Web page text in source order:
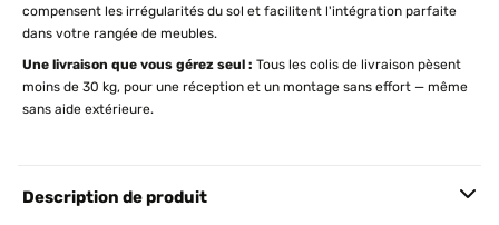
compensent les irrégularités du sol et facilitent l'intégration parfaite
dans votre rangée de meubles.
Une livraison que vous gérez seul : Tous les colis de livraison pèsent
moins de 30 kg, pour une réception et un montage sans effort — même
sans aide extérieure.
Description de produit